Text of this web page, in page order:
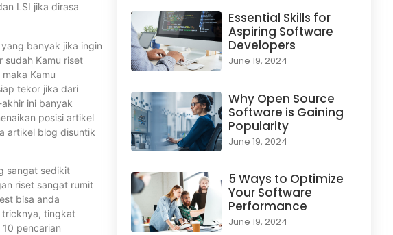
LSI jika dirasa
banyak jika ingin
sudah Kamu riset
Kamu
tekor jika dari
ini banyak
posisi artikel
artikel blog disuntik
sangat sedikit
riset sangat rumit
bisa anda
tricknya, tingkat
pencarian
Essential Skills for
Aspiring Software
Developers
June 19, 2024
Why Open Source
Software is Gaining
Popularity
June 19, 2024
5 Ways to Optimize
Your Software
Performance
June 19, 2024